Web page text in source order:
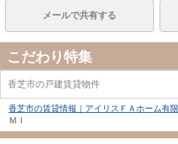
メールで共有する
こだわり特集
香芝市の戸建賃貸物件
香芝市の賃貸情報｜アイリスＦＡホーム有
ＭＩ